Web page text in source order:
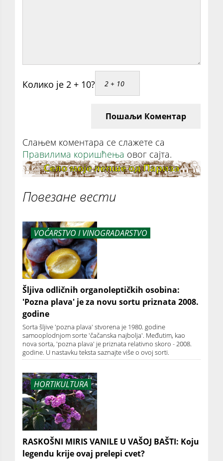
Колико је 2 + 10?
Пошаљи Коментар
Слањем коментара се слажете са
Правилима коришћења овог сајта.
Повезане вести
VOĆARSTVO I VINOGRADARSTVO
Šljiva odličnih organoleptičkih osobina:
'Pozna plava' je za novu sortu priznata 2008.
godine
Sorta šljive 'pozna plava' stvorena je 1980. godine
samooplodnjom sorte 'čačanska najbolja'. Međutim, kao
nova sorta, 'pozna plava' je priznata relativno skoro - 2008.
godine. U nastavku teksta saznajte više o ovoj sorti.
HORTIKULTURA
RASKOŠNI MIRIS VANILE U VAŠOJ BAŠTI: Koju
legendu krije ovaj prelepi cvet?